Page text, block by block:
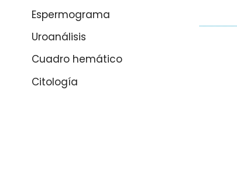
Espermograma
Uroanálisis
Cuadro hemático
Citología